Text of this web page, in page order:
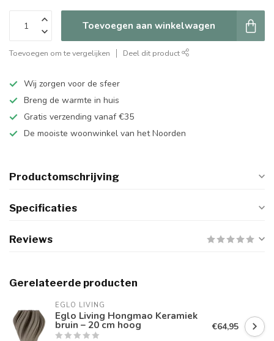
Toevoegen aan winkelwagen
Toevoegen om te vergelijken Deel dit product
Wij zorgen voor de sfeer
Breng de warmte in huis
Gratis verzending vanaf €35
De mooiste woonwinkel van het Noorden
Productomschrijving
Specificaties
Reviews
Gerelateerde producten
EGLO LIVING
Eglo Living Hongmao Keramiek
bruin – 20 cm hoog €64,95